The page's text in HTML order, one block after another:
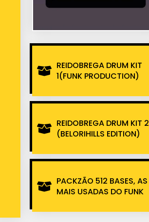
REIDOBREGA DRUM KIT
1(FUNK PRODUCTION)
REIDOBREGA DRUM KIT 2
(BELORIHILLS EDITION)
PACKZÃO 512 BASES, AS
MAIS USADAS DO FUNK